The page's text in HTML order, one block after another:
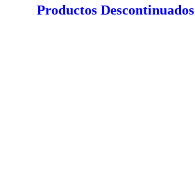
Productos Descontinuados